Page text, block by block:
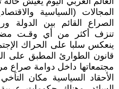
المجالات (السياسية
الصراع القائم بين الدولة
تنزف أكثر من أي وقـت
ينعكس سلبا على الحراك
قانون الطوارئ المطبق على
مجتمعاتها داخل دوامة صراع
الأحقاد السياسية مكان